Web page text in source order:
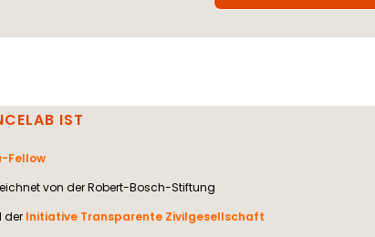
IST
Fellow
von der Robert-Bosch-Stiftung
der Initiative Transparente Zivilgesellschaft